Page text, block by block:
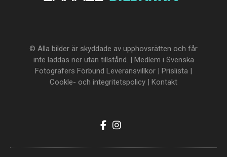
© Alla bilder är skyddade av upphovsrätten och får
inte laddas ner utan tillstånd. | Medlem i Svenska
Fotografers Förbund Leveransvillkor | Prislista |
Cookle- och integritetspolicy | Kontakt